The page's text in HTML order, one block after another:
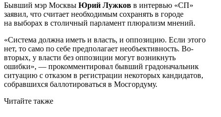
Бывший мэр Москвы Юрий Лужков в интервью «СП»
заявил, что считает необходимым сохранять в городе
на выборах в столичный парламент плюрализм мнений.
«Система должна иметь и власть, и оппозицию. Если этого
нет, то само по себе предполагает необъективность. Во-
вторых, у власти без оппозиции могут возникнуть
ошибки», — прокомментировал бывший градоначальник
ситуацию с отказом в регистрации некоторых кандидатов,
собравшихся баллотироваться в Мосгордуму.
Читайте также